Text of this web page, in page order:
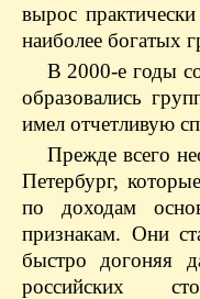
вырос
наиболее богатых
В 2000-е годы
образовались
имел отчетливую
Прежде всего
Петербург,
по доходам
признакам. Они
быстро догоняя
российских